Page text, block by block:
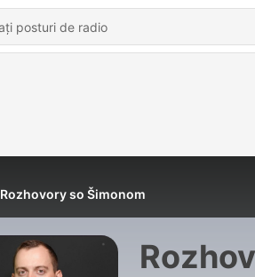
Rozhovory so Šimonom